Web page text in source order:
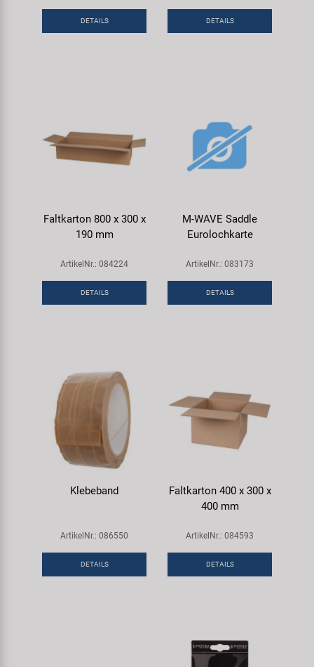
DETAILS DETAILS
Faltkarton 800 x 300 x
190 mm
ArtikelNr.: 084224
DETAILS
M-WAVE Saddle
Eurolochkarte
ArtikelNr.: 083173
DETAILS
Klebeband
ArtikelNr.: 086550
DETAILS
Faltkarton 400 x 300 x
400 mm
ArtikelNr.: 084593
DETAILS